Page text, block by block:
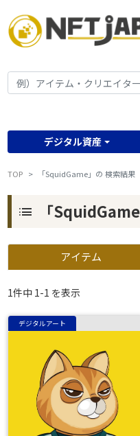
デジタル資産
TOP 「SquidGame」の 検索結果
list 「
アイテム
1件中 1-1 を表示
デジタルアート